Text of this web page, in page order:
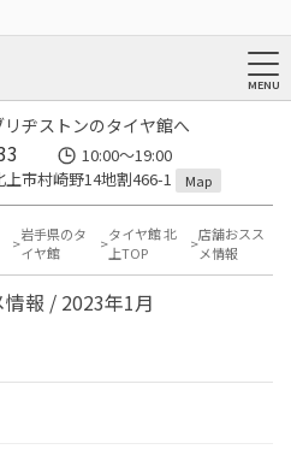
ヂストンのタイヤ館へ
10:00～19:00
市村崎野14地割466-1
Map
岩手県のタ
イヤ館
タイヤ館 北
上TOP
店舗おスス
メ情報
報 / 2023年1月